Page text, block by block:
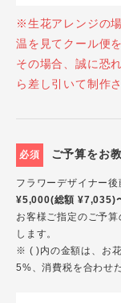
※生花アレンジの
温を見てクール便
その場合、誠に恐
ら差し引いて制作
必須 ご予算をお
フラワーデザイナー
¥5,000(総額 ¥7,035)
お客様ご指定のご予
します。
※ ( )内の金額は、お
5%、消費税を合わせ